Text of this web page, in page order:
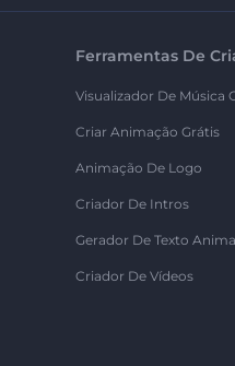
Ferramentas De
Visualizador De Música
Criar Animação Grátis
Animação De Logo
Criador De Intros
Gerador De Texto
Criador De Vídeos